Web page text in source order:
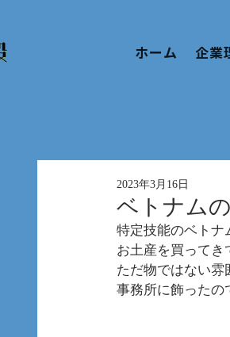
ホーム 企業
ベトナム
2023年3月16日
特定技能のベトナ
お土産を買ってき
ただ物ではない雰
事務所に飾ったの